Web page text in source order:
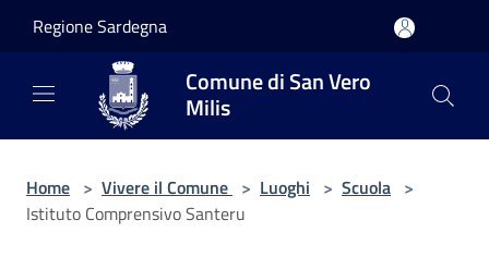
Regione Sardegna
Comune di San Vero
Milis
Home > Vivere il Comune > Luoghi > Scuola >
Istituto Comprensivo Santeru